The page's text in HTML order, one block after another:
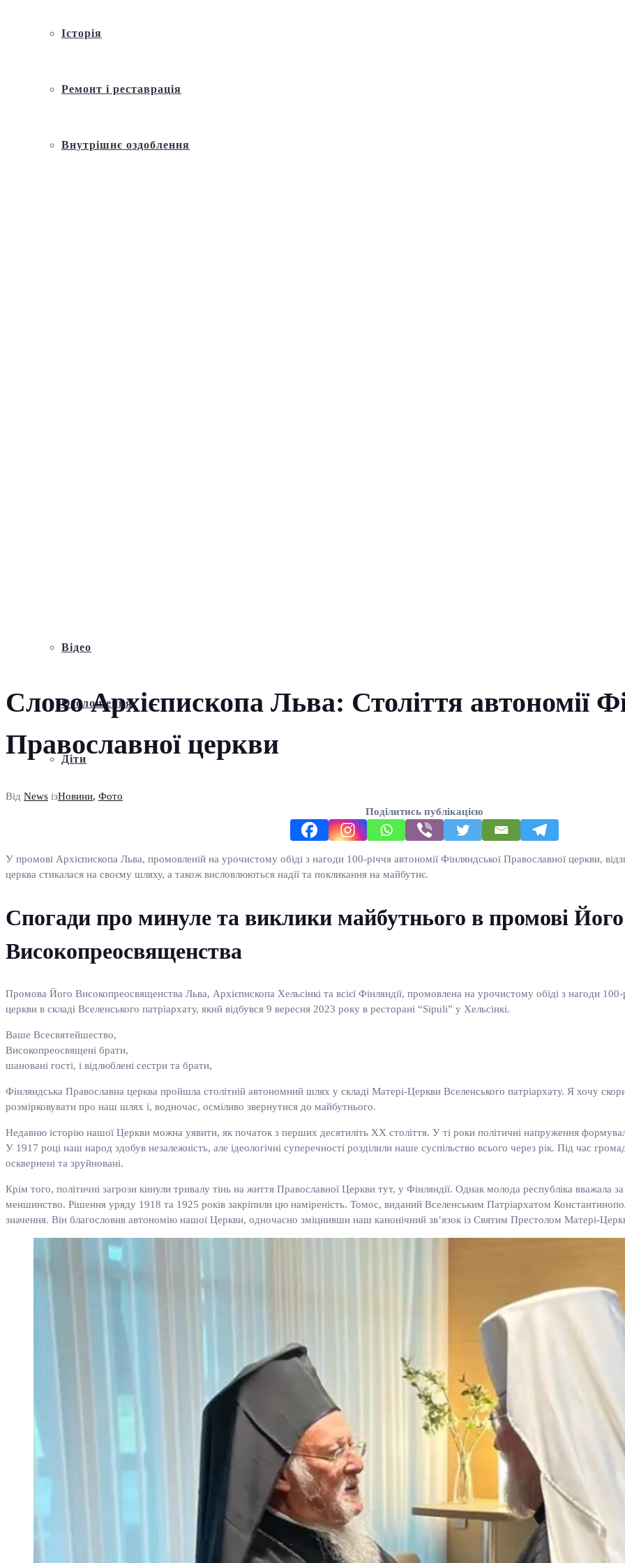
Історія
Ремонт і реставрація
Внутрішнє оздоблення
Відео
Оголошення
Діти
Слово Архієпископа Льва: Століття автономії
Православної церкви
Від News ізНовини, Фото
Поділитись публікацією
У промові Архієпископа Льва, промовленій на урочистому обіді з нагоди 100-річчя автономії Фінляндської Православної церкви,
церква стикалася на своєму шляху, а також висловлюються надії та покликання на майбутнє.
Спогади про минуле та виклики майбутнього в промові Його
Високопреосвященства
Промова Його Високопреосвященства Льва, Архієпископа Хельсінкі та всієї Фінляндії, промовлена на урочистому обіді з нагоди 100-
церкви в складі Вселенського патріархату, який відбувся 9 вересня 2023 року в ресторані “Sipuli” у Хельсінкі.
Ваше Всесвятейшество,
Високопреосвящені брати,
шановані гості, і відлюблені сестри та брати,
Фінляндська Православна церква пройшла столітній автономний шлях у складі Матері-Церкви Вселенського патріархату. Я хочу
розмірковувати про наш шлях і, водночас, осміливо звернутися до майбутнього.
Недавню історію нашої Церкви можна уявити, як початок з перших десятиліть XX століття. У ті роки політичні напруження
У 1917 році наш народ здобув незалежність, але ідеологічні суперечності розділили наше суспільство всього через рік. Під час
осквернені та зруйновані.
Крім того, політичні загрози кинули тривалу тінь на життя Православної Церкви тут, у Фінляндії. Однак молода республіка вважала
меншинство. Рішення уряду 1918 та 1925 років закріпили цю наміреність. Томос, виданий Вселенським Патріархатом
значення. Він благословив автономію нашої Церкви, одночасно зміцнивши наш канонічний зв’язок із Святим Престолом Матері-